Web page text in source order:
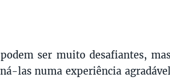
ser muito desafiantes,
las numa experiência